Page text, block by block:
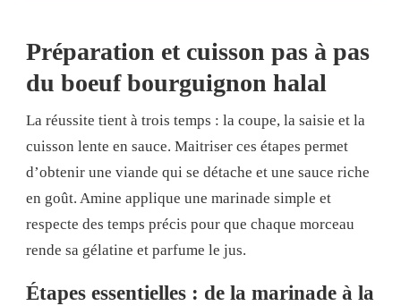
Préparation et cuisson pas à pas
du boeuf bourguignon halal
La réussite tient à trois temps : la coupe, la saisie et la
cuisson lente en sauce. Maitriser ces étapes permet
d’obtenir une viande qui se détache et une sauce riche
en goût. Amine applique une marinade simple et
respecte des temps précis pour que chaque morceau
rende sa gélatine et parfume le jus.
Étapes essentielles : de la marinade à la